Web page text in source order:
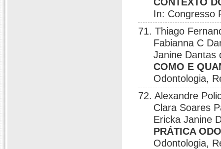
In: Congresso
71. Thiago
Fabianna C
Janine Dantas
COMO E
Odontologia,
72. Alexandre
Clara Soares
Ericka Janine
PRÁTICA
Odontologia,